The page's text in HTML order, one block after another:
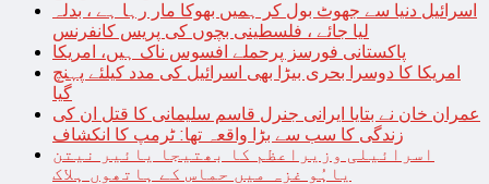
اسرائیل دنیا سے جھوٹ بول کر ہمیں بھوکا مار رہا ہے ، بدلہ
لیا جائے ، فلسطینی بچوں کی پریس کانفرنس
پاکستانی فورسز پرحملے افسوس ناک ہیں، امریکا
امریکا کا دوسرا بحری بیڑا بھی اسرائیل کی مدد کیلئے پہنچ
گیا
عمران خان نے بتایا ایرانی جنرل قاسم سلیمانی کا قتل ان کی
زندگی کا سب سے بڑا واقعہ تھا: ٹرمپ کا انکشاف
اسرائیلی وزیراعظم کا بھتیجا یائیر نیتن
یاہُو غزہ میں حماس کے ہاتھوں ہلاک